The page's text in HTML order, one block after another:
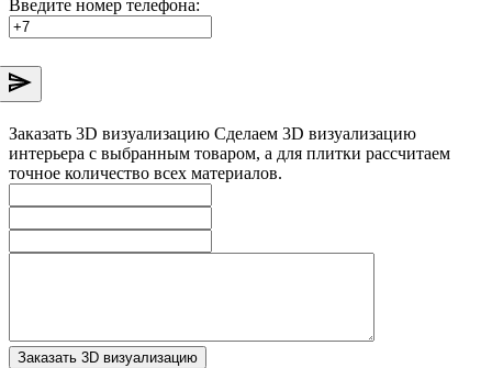
Введите номер телефона:
Заказать 3D визуализацию Сделаем 3D визуализацию
интерьера с выбранным товаром, а для плитки рассчитаем
точное количество всех материалов.
Заказать 3D визуализацию